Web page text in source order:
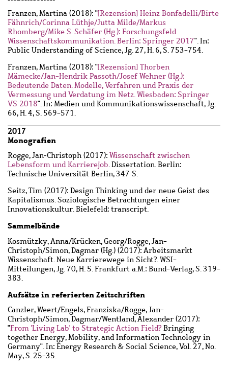
Franzen, Martina (2018): "[Rezension] Heinz Bonfadelli/Birte
Fähnrich/Corinna Lüthje/Jutta Milde/Markus
Rhomberg/Mike S. Schäfer (Hg.): Forschungsfeld
Wissenschaftskommunikation. Berlin: Springer 2017". In:
Public Understanding of Science, Jg. 27, H. 6, S. 753-754.
Franzen, Martina (2018): "[Rezension] Thorben
Mämecke/Jan-Hendrik Passoth/Josef Wehner (Hg.):
Bedeutende Daten. Modelle, Verfahren und Praxis der
Vermessung und Verdatung im Netz. Wiesbaden: Springer
VS 2018". In: Medien und Kommunikationswissenschaft, Jg.
66, H. 4, S. 569-571.
2017
Monografien
Rogge, Jan‑Christoph (2017): Wissenschaft zwischen
Lebensform und Karrierejob. Dissertation. Berlin:
Technische Universität Berlin, 347 S.
Seitz, Tim (2017): Design Thinking und der neue Geist des
Kapitalismus. Soziologische Betrachtungen einer
Innovationskultur. Bielefeld: transcript.
Sammelbände
Kosmützky, Anna/Krücken, Georg/Rogge, Jan-
Christoph/Simon, Dagmar (Hg.) (2017): Arbeitsmarkt
Wissenschaft. Neue Karrierewege in Sicht?. WSI-
Mitteilungen, Jg. 70, H. 5. Frankfurt a.M.: Bund-Verlag, S. 319-
383.
Aufsätze in referierten Zeitschriften
Canzler, Weert/Engels, Franziska/Rogge, Jan-
Christoph/Simon, Dagmar/Wentland, Alexander (2017):
"From 'Living Lab' to Strategic Action Field? Bringing
together Energy, Mobility, and Information Technology in
Germany". In: Energy Research & Social Science, Vol. 27, No.
May, S. 25-35.